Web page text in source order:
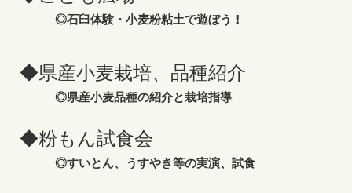
◎石臼体験・小麦粉粘土で遊ぼう！
◆県産小麦栽培、品種紹介
◎県産小麦品種の紹介と栽培指導
◆粉もん試食会
◎すいとん、うすやき等の実演、試食